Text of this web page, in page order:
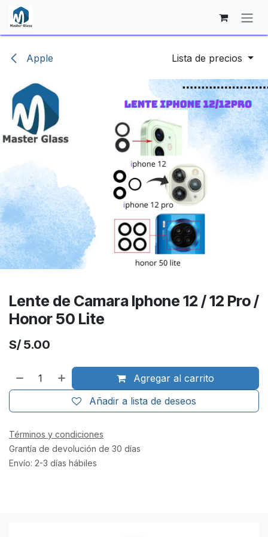
Ir al contenido
Apple Lista de precios
Lente de Camara Iphone 12 / 12 Pro /
Honor 50 Lite
S/ 5.00
Agregar al carrito
Añadir a lista de deseos
Términos y condiciones
Grantía de devolución de 30 días
Envío: 2-3 días hábiles